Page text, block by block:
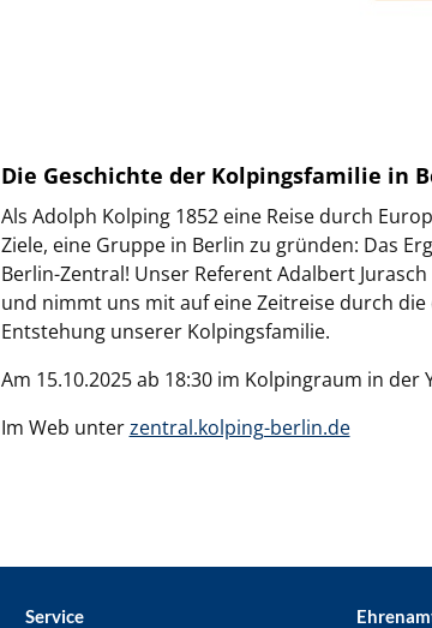
Die Geschichte der Kolpingsfamilie in
Als Adolph Kolping 1852 eine Reise durch
Ziele, eine Gruppe in Berlin zu gründen: Das
Berlin-Zentral! Unser Referent Adalbert
und nimmt uns mit auf eine Zeitreise durch
Entstehung unserer Kolpingsfamilie.
Am 15.10.2025 ab 18:30 im Kolpingraum in der
Im Web unterzentral.kolping-berlin.de
Service